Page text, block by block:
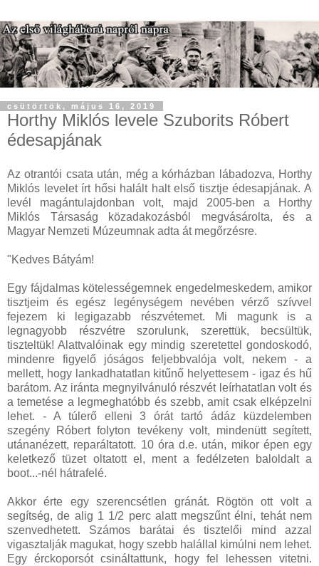
csütörtök, május 16, 2019
Horthy Miklós levele Szuborits Róbert
édesapjának
Az otrantói csata után, még a kórházban lábadozva, Horthy
Miklós levelet írt hősi halált halt első tisztje édesapjának. A
levél magántulajdonban volt, majd 2005-ben a Horthy
Miklós Társaság közadakozásból megvásárolta, és a
Magyar Nemzeti Múzeumnak adta át megőrzésre.
"Kedves Bátyám!
Egy fájdalmas kötelességemnek engedelmeskedem, amikor
tisztjeim és egész legénységem nevében vérző szívvel
fejezem ki legigazabb részvétemet. Mi magunk is a
legnagyobb részvétre szorulunk, szerettük, becsültük,
tiszteltük! Alattvalóinak egy mindig szeretettel gondoskodó,
mindenre figyelő jóságos feljebbvalója volt, nekem - a
mellett, hogy lankadhatatlan kitűnő helyettesem - igaz és hű
barátom. Az iránta megnyilvánuló részvét leírhatatlan volt és
a temetése a legmeghatóbb és szebb, amit csak elképzelni
lehet. - A túlerő elleni 3 órát tartó ádáz küzdelemben
szegény Róbert folyton tevékeny volt, mindenütt segített,
utánanézett, reparáltatott. 10 óra d.e. után, mikor épen egy
keletkező tüzet oltatott el, ment a fedélzeten baloldalt a
boot...-nél hátrafelé.
Akkor érte egy szerencsétlen gránát. Rögtön ott volt a
segítség, de alig 1 1/2 perc alatt megszűnt élni, tehát nem
szenvedhetett. Számos barátai és tisztelői mind azzal
vigasztalják magukat, hogy szebb halállal kimúlni nem lehet.
Egy érckoporsót csináltattunk, hogy fel lehessen vitetni.